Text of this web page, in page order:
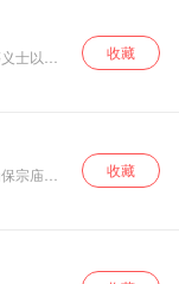
士以济
天霸，
扬善。
收藏
宗庙社
法、下
里也用
主人公
，历史
收藏